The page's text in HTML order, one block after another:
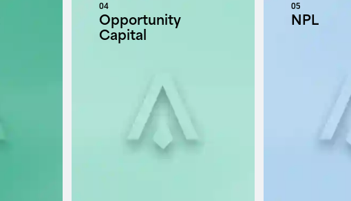
04
Opportunity
Capital
05
NPL